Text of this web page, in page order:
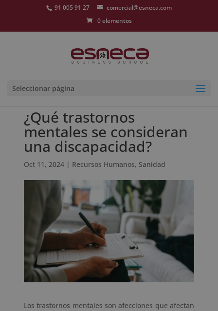
91 005 91 27
comercial@esneca.com
0 elementos
Seleccionar página
¿Qué trastornos
mentales se consideran
una discapacidad?
Oct 11, 2024| Recursos Humanos, Sanidad
Los trastornos mentales son afecciones que afectan